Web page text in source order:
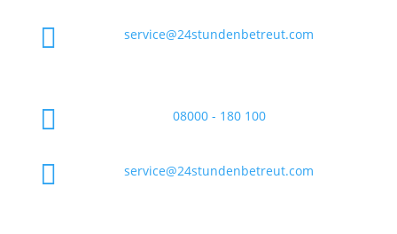
 service@24stundenbetreut.com
 08000 - 180 100
 service@24stundenbetreut.com